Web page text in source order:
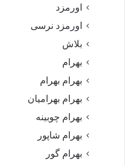
اورمزد
اورمزد نرسى‏
بلاش
بهرام
بهرام بهرام
بهرام بهرامیان‏
بهرام چوبینه
بهرام شاپور
بهرام گور